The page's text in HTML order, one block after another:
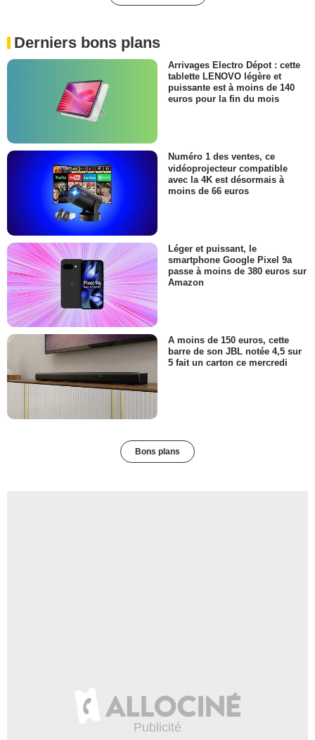
Derniers bons plans
Arrivages Electro Dépot : cette
tablette LENOVO légère et
puissante est à moins de 140
euros pour la fin du mois
Numéro 1 des ventes, ce
vidéoprojecteur compatible
avec la 4K est désormais à
moins de 66 euros
Léger et puissant, le
smartphone Google Pixel 9a
passe à moins de 380 euros sur
Amazon
A moins de 150 euros, cette
barre de son JBL notée 4,5 sur
5 fait un carton ce mercredi
Bons plans